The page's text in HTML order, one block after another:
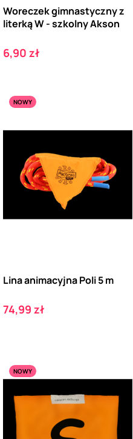
Woreczek gimnastyczny z
literką W - szkolny Akson
Cena
6,90 zł
NOWY
Lina animacyjna Poli 5 m
Cena
74,99 zł
NOWY